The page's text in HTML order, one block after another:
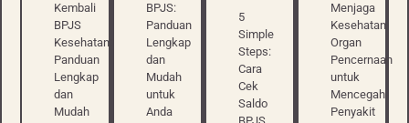
Kembali
BPJS
Kesehatan:
Panduan
Lengkap
dan
Mudah
BPJS:
Panduan
Lengkap
dan
Mudah
untuk
Anda
5
Simple
Steps:
Cara
Cek
Saldo
Menjaga
Kesehatan
Organ
Pencernaan
untuk
Mencegah
Penyakit